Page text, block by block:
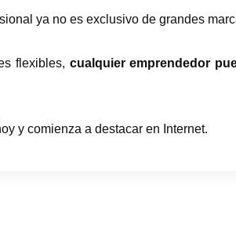
ya no es exclusivo de grandes
flexibles, cualquier emprendedor
y comienza a destacar en Internet.